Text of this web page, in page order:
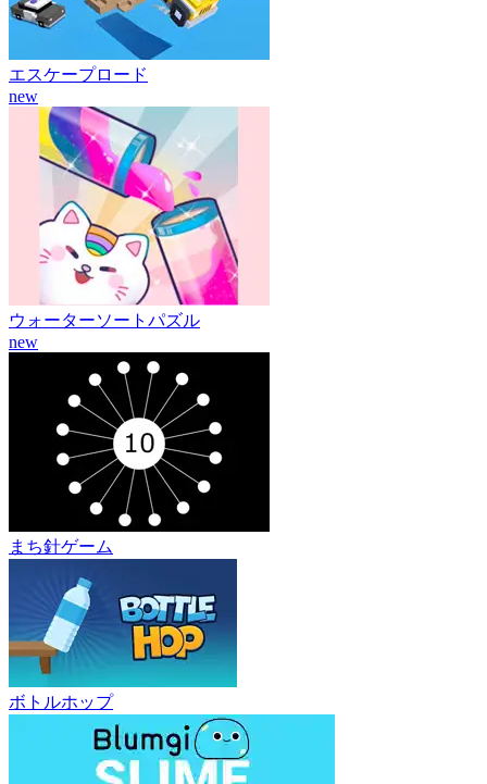
エスケープロード
new
ウォーターソートパズル
new
まち針ゲーム
ボトルホップ